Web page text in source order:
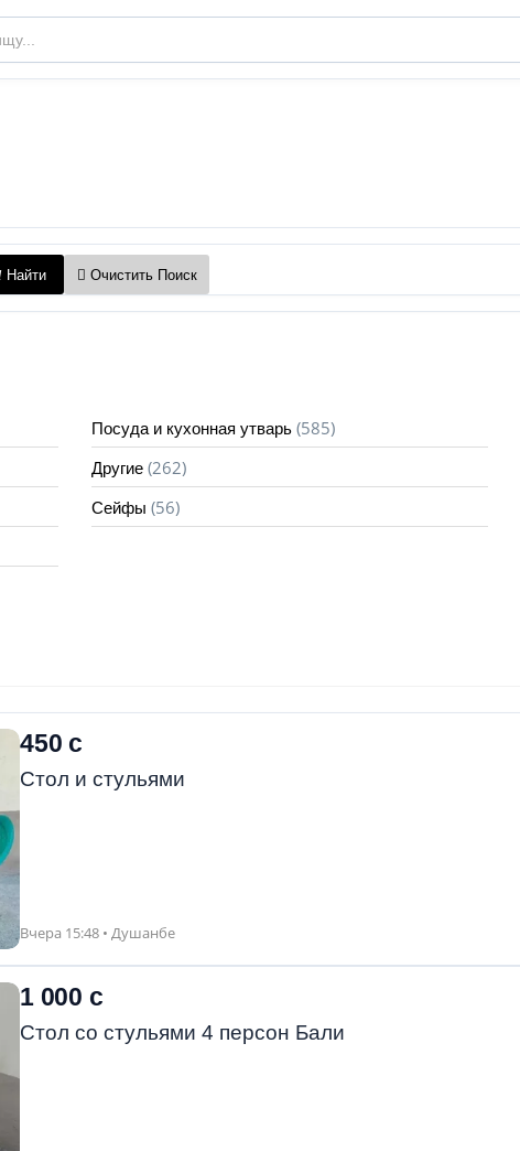
Найти Очистить Поиск
Посуда и кухонная утварь (585)
Другие (262)
Сейфы (56)
450 с
Стол и стульями
Вчера 15:48 • Душанбе
1 000 с
Стол со стульями 4 персон Бали